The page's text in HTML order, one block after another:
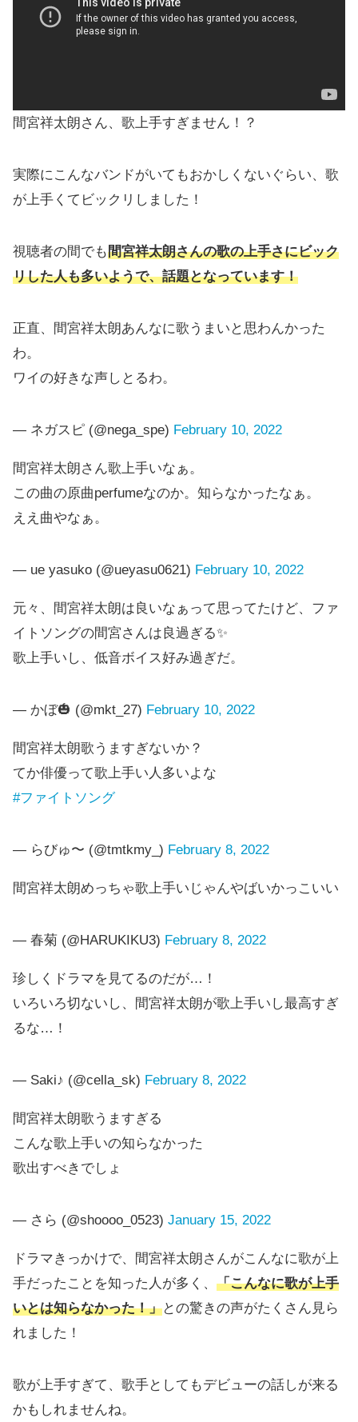
間宮祥太朗さん、歌上手すぎません！？
実際にこんなバンドがいてもおかしくないぐらい、歌
が上手くてビックリしました！
視聴者の間でも間宮祥太朗さんの歌の上手さにビック
リした人も多いようで、話題となっています！
正直、間宮祥太朗あんなに歌うまいと思わんかった
わ。
ワイの好きな声しとるわ。
— ネガスピ (@nega_spe) February 10, 2022
間宮祥太朗さん歌上手いなぁ。
この曲の原曲perfumeなのか。知らなかったなぁ。
ええ曲やなぁ。
— ue yasuko (@ueyasu0621) February 10, 2022
元々、間宮祥太朗は良いなぁって思ってたけど、ファ
イトソングの間宮さんは良過ぎる✨
歌上手いし、低音ボイス好み過ぎだ。
— かぼ🎃 (@mkt_27) February 10, 2022
間宮祥太朗歌うますぎないか？
てか俳優って歌上手い人多いよな
#ファイトソング
— らびゅ〜 (@tmtkmy_) February 8, 2022
間宮祥太朗めっちゃ歌上手いじゃんやばいかっこいい
— 春菊 (@HARUKIKU3) February 8, 2022
珍しくドラマを見てるのだが…！
いろいろ切ないし、間宮祥太朗が歌上手いし最高すぎ
るな…！
— Saki♪ (@cella_sk) February 8, 2022
間宮祥太朗歌うますぎる
こんな歌上手いの知らなかった
歌出すべきでしょ
— さら (@shoooo_0523) January 15, 2022
ドラマきっかけで、間宮祥太朗さんがこんなに歌が上
手だったことを知った人が多く、 「こんなに歌が上手
いとは知らなかった！」との驚きの声がたくさん見ら
れました！
歌が上手すぎて、歌手としてもデビューの話しが来る
かもしれませんね。